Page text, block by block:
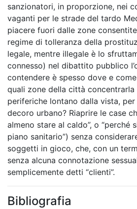
sanzionatori, in proporzione, nei
vaganti per le strade del tardo
piacere fuori dalle zone
regime di tolleranza della
legale, mentre illegale è lo
connesso) nel dibattito pubblico
contendere è spesso dove e
quali zone della città concentrarla
periferiche lontano dalla vista,
decoro urbano? Riaprire le case
almeno stare al caldo”, o “perché
piano sanitario”) senza
soggetti in gioco, che, con un
senza alcuna connotazione
semplicemente detti “clienti”.
Bibliografia